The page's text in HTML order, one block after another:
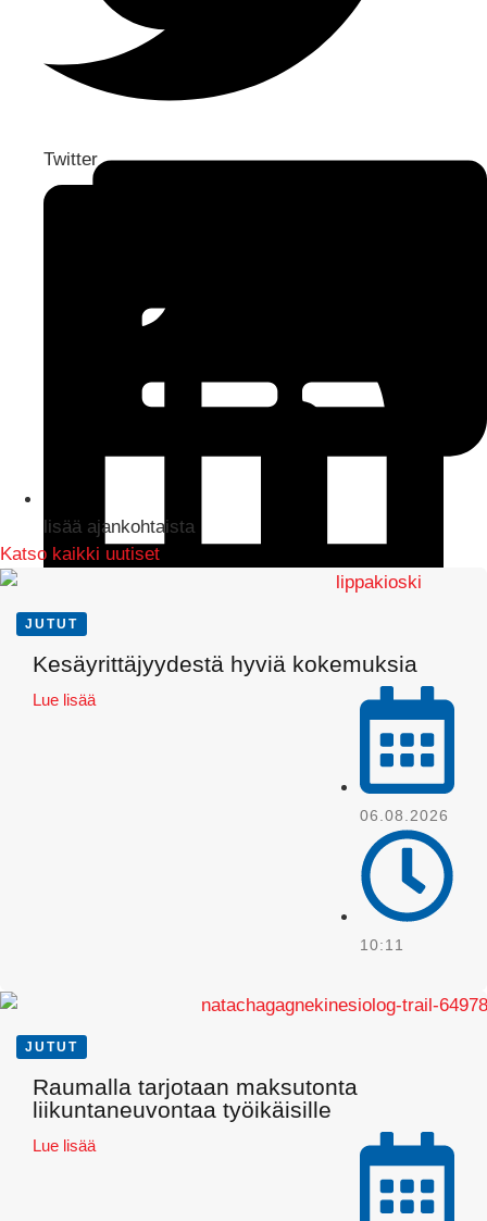
Twitter
LinkedIn
Pinterest
lisää ajankohtaista
Katso kaikki uutiset
JUTUT
Kesäyrittäjyydestä hyviä kokemuksia
Lue lisää
06.08.2026
10:11
JUTUT
Raumalla tarjotaan maksutonta
liikuntaneuvontaa työikäisille
Lue lisää